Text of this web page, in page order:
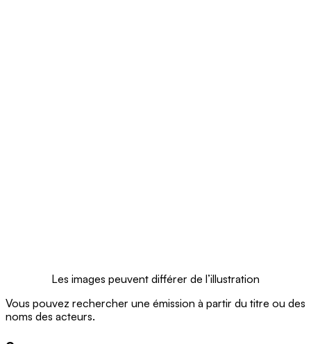
Les images peuvent différer de l’illustration
Vous pouvez rechercher une émission à partir du titre ou des
noms des acteurs.